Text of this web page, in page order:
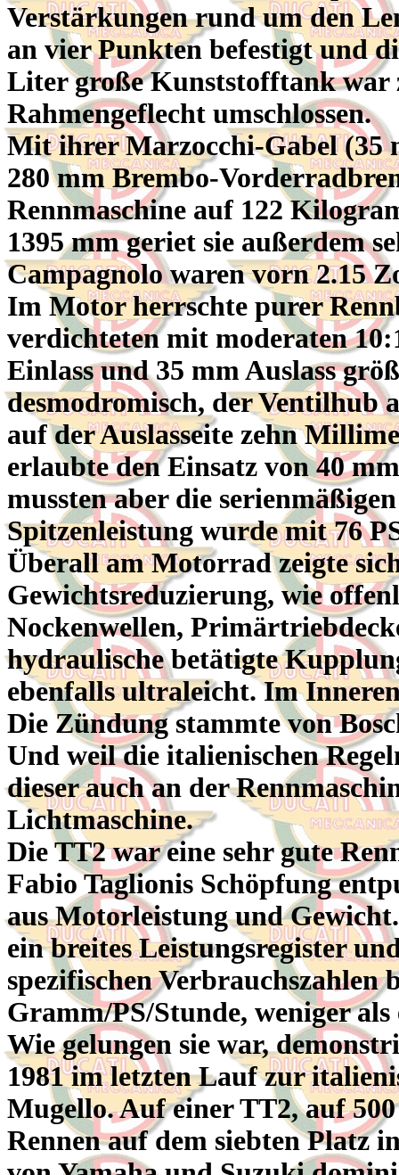
Verstärkungen rund um den
an vier Punkten befestigt und
Liter große Kunststofftank war
Rahmengeflecht umschlossen.
Mit ihrer Marzocchi-Gabel (35
280 mm Brembo-
Rennmaschine auf 122
1395 mm geriet sie außerdem
Campagnolo waren vorn 2.15
Im Motor herrschte purer
verdichteten mit moderaten
Einlass und 35 mm Auslass
desmodromisch, der Ventilhub
auf der Auslasseite zehn
erlaubte den Einsatz von 40
mussten aber die
Spitzenleistung wurde mit 76
Überall am Motorrad zeigte
Gewichtsreduzierung, wie
Nockenwellen,
hydraulische betätigte
ebenfalls ultraleicht. Im
Die Zündung stammte von
Und weil die italienischen
dieser auch an der
Lichtmaschine.
Die TT2 war eine sehr gute
Fabio Taglionis Schöpfung
aus Motorleistung und
ein breites Leistungsregister
spezifischen Verbrauchszahlen
Gramm/PS/Stunde, weniger als
Wie gelungen sie war,
1981 im letzten Lauf zur
Mugello. Auf einer TT2, auf
Rennen auf dem siebten Platz